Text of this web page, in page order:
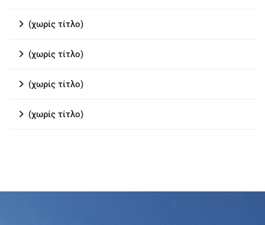
(χωρίς τίτλο)
(χωρίς τίτλο)
(χωρίς τίτλο)
(χωρίς τίτλο)